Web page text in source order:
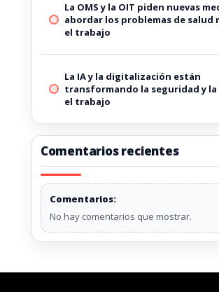
La OMS y la OIT piden nuevas
abordar los problemas de salud
el trabajo
La IA y la digitalización están
transformando la seguridad y la
el trabajo
Comentarios recientes
No hay comentarios que mostrar.